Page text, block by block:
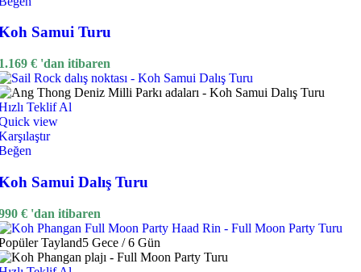
Samui Turu
€ 'dan itibaren
Teklif Al
view
Samui Dalış Turu
€ 'dan itibaren
Tayland5 Gece / 6 Gün